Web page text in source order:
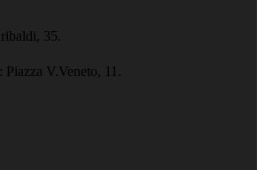
35.
Piazza V.Veneto, 11.